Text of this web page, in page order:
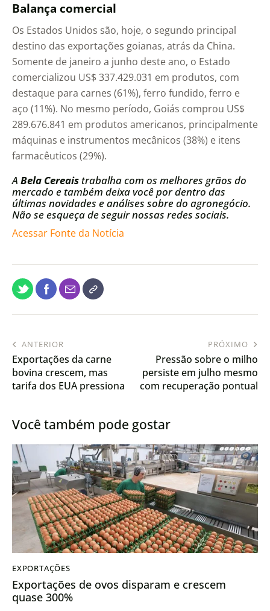
Balança comercial
Os Estados Unidos são, hoje, o segundo principal
destino das exportações goianas, atrás da China.
Somente de janeiro a junho deste ano, o Estado
comercializou US$ 337.429.031 em produtos, com
destaque para carnes (61%), ferro fundido, ferro e
aço (11%). No mesmo período, Goiás comprou US$
289.676.841 em produtos americanos, principalmente
máquinas e instrumentos mecânicos (38%) e itens
farmacêuticos (29%).
A Bela Cereais trabalha com os melhores grãos do
mercado e também deixa você por dentro das
últimas novidades e análises sobre do agronegócio.
Não se esqueça de seguir nossas redes sociais.
Acessar Fonte da Notícia
ANTERIOR
Exportações da carne
bovina crescem, mas
tarifa dos EUA pressiona
PRÓXIMO
Pressão sobre o milho
persiste em julho mesmo
com recuperação pontual
Você também pode gostar
EXPORTAÇÕES
Exportações de ovos disparam e crescem
quase 300%